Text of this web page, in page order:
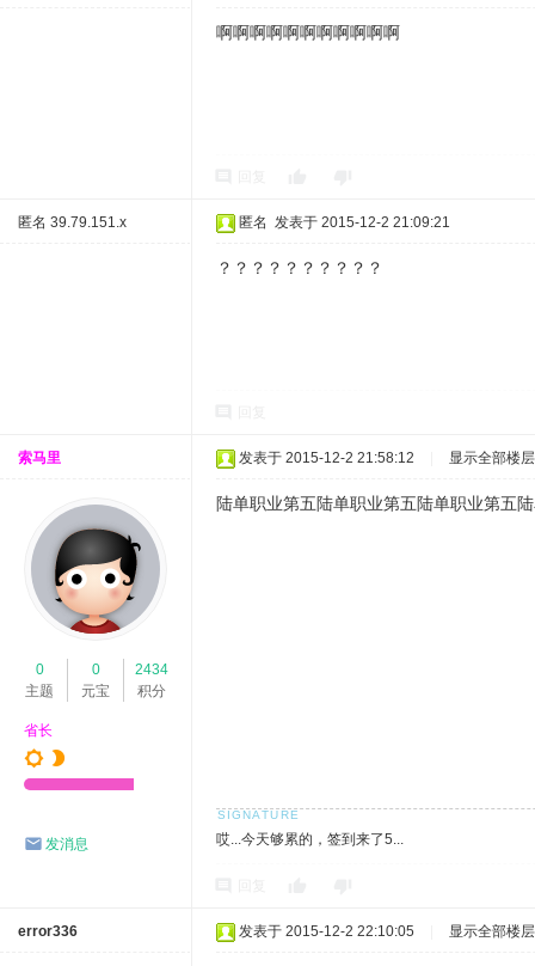
啊啊啊啊啊啊啊啊啊啊啊
匿名 39.79.151.x 匿名 发表于 2015-12-2 21:09:21
？？？？？？？？？？
索马里
0
主题
0
元宝
2434
积分
省长
发消息
发表于 2015-12-2 21:58:12 显示全部楼层
陆单职业第五陆单职业第五陆单职业第五
哎...今天够累的，签到来了5...
error336 发表于 2015-12-2 22:10:05 显示全部楼层